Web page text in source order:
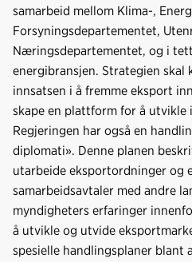
samarbeid mellom Klima-,
Forsyningsdepartementet,
Næringsdepartementet, og i
energibransjen. Strategien skal
innsatsen i å fremme eksport
skape en plattform for å utvikle
Regjeringen har også en
diplomati». Denne planen
utarbeide eksportordninger og
samarbeidsavtaler med andre
myndigheters erfaringer
å utvikle og utvide
spesielle handlingsplaner blant